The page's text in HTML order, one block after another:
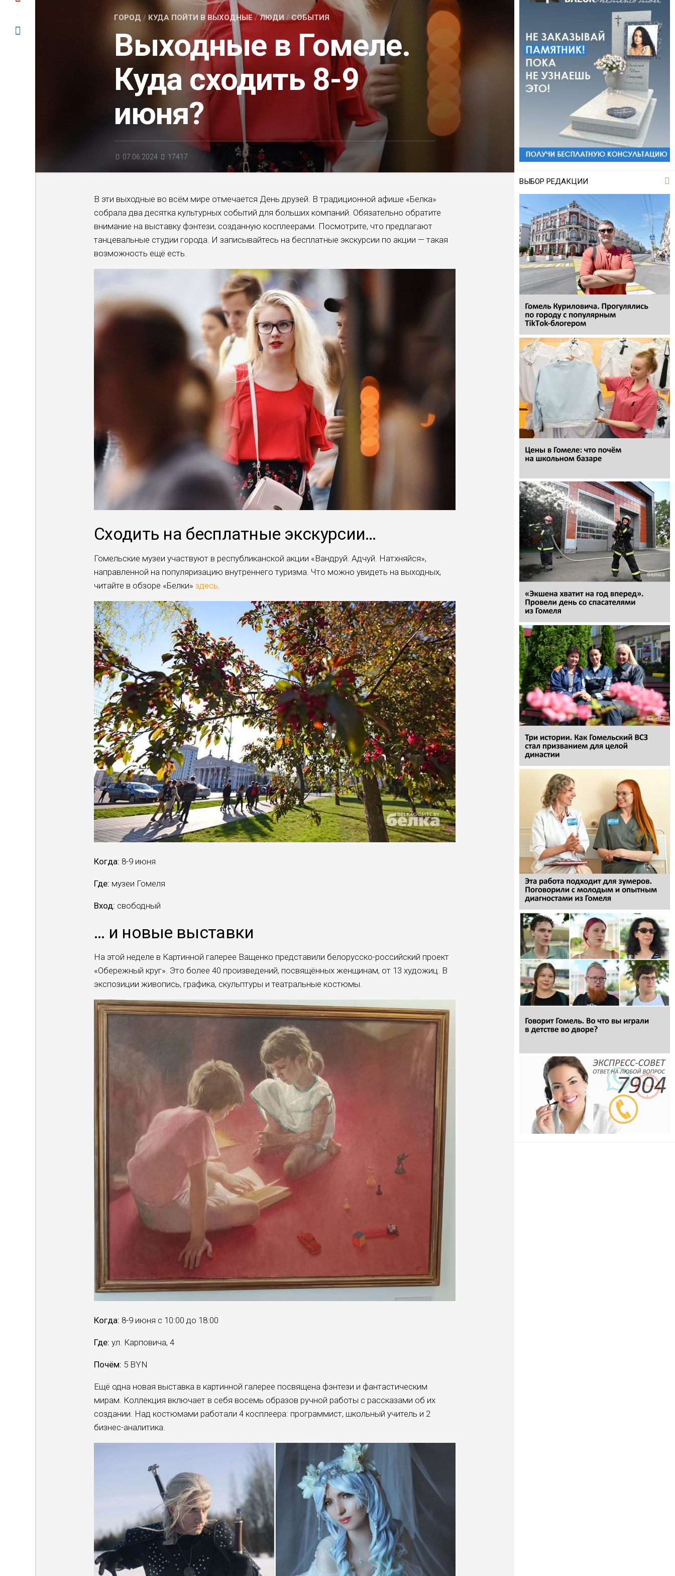
ГОРОД / КУДА ПОЙТИ В ВЫХОДНЫЕ /ЛЮДИ/СОБЫТИЯ
Выходные в Гомеле.
Куда сходить 8-9
июня?
07.06.2024 17417
В эти выходные во всём мире отмечается День друзей. В традиционной афише «Белка»
собрала два десятка культурных событий для больших компаний. Обязательно обратите
внимание на выставку фэнтези, созданную косплеерами. Посмотрите, что предлагают
танцевальные студии города. И записывайтесь на бесплатные экскурсии по акции — такая
возможность ещё есть.
Сходить на бесплатные экскурсии…
Гомельские музеи участвуют в республиканской акции «Вандруй. Адчуй. Натхняйся»,
направленной на популяризацию внутреннего туризма. Что можно увидеть на выходных,
читайте в обзоре «Белки» здесь.
Когда: 8-9 июня
Где: музеи Гомеля
Вход: свободный
… и новые выставки
На этой неделе в Картинной галерее Ващенко представили белорусско-российский проект
«Обережный круг». Это более 40 произведений, посвящённых женщинам, от 13 художиц. В
экспозиции живопись, графика, скульптуры и театральные костюмы.
Когда: 8-9 июня с 10:00 до 18:00
Где: ул. Карповича, 4
Почём: 5 BYN
Ещё одна новая выставка в картинной галерее посвящена фэнтези и фантастическим
мирам. Коллекция включает в себя восемь образов ручной работы с рассказами об их
создании. Над костюмами работали 4 косплеера: программист, школьный учитель и 2
бизнес-аналитика.
ВЫБОР РЕДАКЦИИ